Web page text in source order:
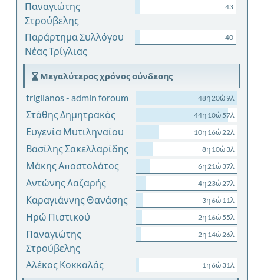
Παναγιώτης
Στρούβελης
43
Παράρτημα Συλλόγου
Νέας Τρίγλιας
40
Μεγαλύτερος χρόνος σύνδεσης
triglianos - admin foroum 48η 20ώ 9λ
Στάθης Δημητρακός 44η 10ώ 57λ
Ευγενία Μυτιληναίου 10η 16ώ 22λ
Βασίλης Σακελλαρίδης 8η 10ώ 3λ
Μάκης Αποστολάτος 6η 21ώ 37λ
Αντώνης Λαζαρής 4η 23ώ 27λ
Καραγιάννης Θανάσης 3η 6ώ 11λ
Ηρώ Πιστικού 2η 16ώ 55λ
Παναγιώτης
Στρούβελης
2η 14ώ 26λ
Αλέκος Κοκκαλάς 1η 6ώ 31λ